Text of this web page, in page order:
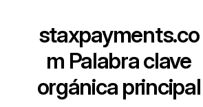
staxpayments.co
m Palabra clave
orgánica principal